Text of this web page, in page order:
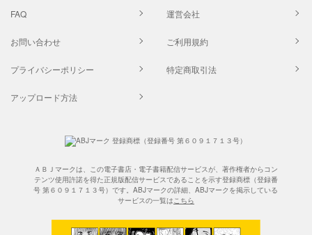
FAQ 運営会社
お問い合わせ ご利用規約
プライバシーポリシー 特定商取引法
アップロード方法
ＡＢＪマークは、この電子書店・電子書籍配信サービスが、著作権者からコン
テンツ使用許諾を得た正規版配信サービスであることを示す登録商標（登録番
号 第６０９１７１３号）です。ABJマークの詳細、ABJマークを掲示している
サービスの一覧はこちら